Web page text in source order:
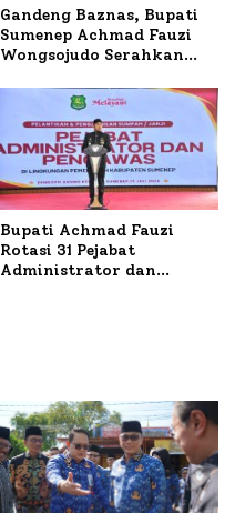
Gandeng Baznas, Bupati
Sumenep Achmad Fauzi
Wongsojudo Serahkan
Dua Kecamatan
Bupati Achmad Fauzi
Rotasi 31 Pejabat
Administrator dan